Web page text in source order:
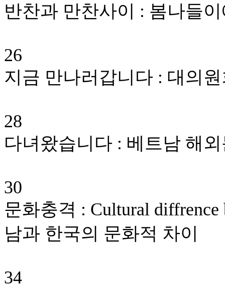
반찬과 만찬사이 : 봄나들
26
지금 만나러갑니다 : 대의
28
다녀왔습니다 : 베트남 해
30
문화충격 : Cultural diffrence
남과 한국의 문화적 차이
34